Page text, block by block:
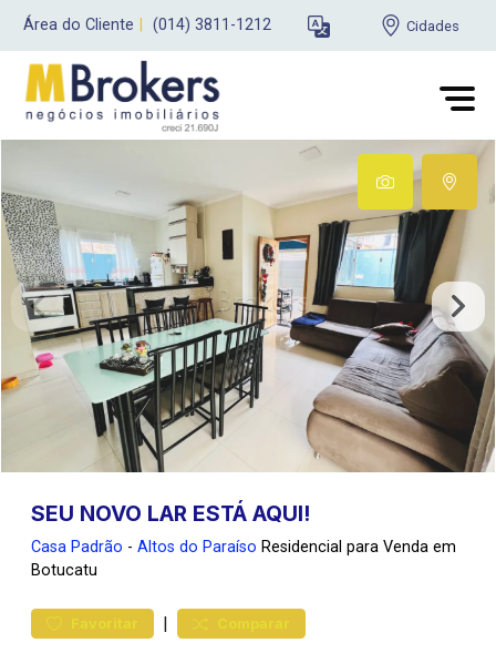
Área do Cliente (014) 3811-1212 Cidades
SEU NOVO LAR ESTÁ AQUI!
Casa Padrão - Altos do Paraíso Residencial para Venda em
Botucatu
Favoritar | Comparar